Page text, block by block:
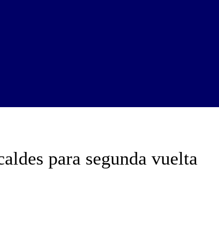
para segunda vuelta